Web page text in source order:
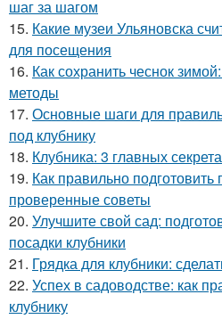
шаг за шагом
15. Какие музеи Ульяновска
для посещения
16. Как сохранить чеснок
методы
17. Основные шаги для
под клубнику
18. Клубника: 3 главных
19. Как правильно подготовить
проверенные советы
20. Улучшите свой сад:
посадки клубники
21. Грядка для клубники:
22. Успех в садоводстве: как
клубнику